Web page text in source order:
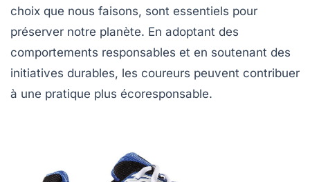
choix que nous faisons, sont essentiels pour
préserver notre planète. En adoptant des
comportements responsables et en soutenant des
initiatives durables, les coureurs peuvent contribuer
à une pratique plus écoresponsable.